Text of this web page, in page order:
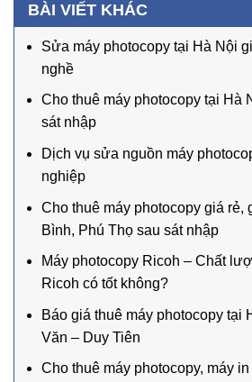
BÀI VIẾT KHÁC
Sửa máy photocopy tại Hà Nội
nghề
Cho thuê máy photocopy tại Hà
sát nhập
Dịch vụ sửa nguồn máy
nghiệp
Cho thuê máy photocopy giá rẻ,
Bình, Phú Thọ sau sát nhập
Máy photocopy Ricoh – Chất
Ricoh có tốt không?
Báo giá thuê máy photocopy tại
Văn – Duy Tiên
Cho thuê máy photocopy, máy